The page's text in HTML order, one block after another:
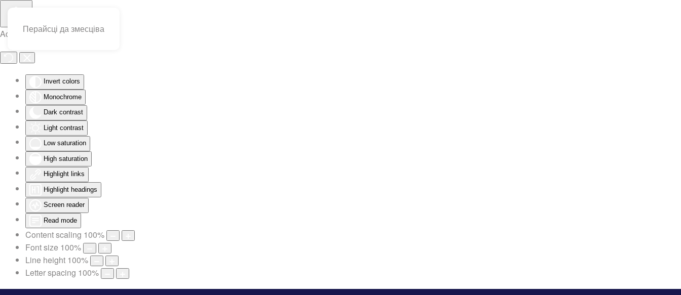
Accessibility Tools
Invert colors
Monochrome
Dark contrast
Light contrast
Low saturation
High saturation
Highlight links
Highlight headings
Screen reader
Read mode
Content scaling 100%
Font size 100%
Line height 100%
Letter spacing 100%
Перайсці да змесціва